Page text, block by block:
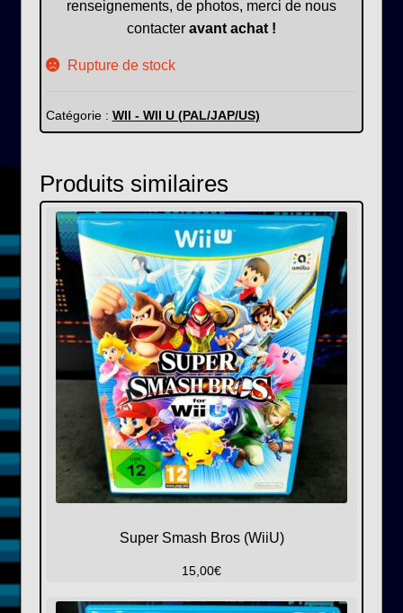
renseignements, de photos, merci de nous
contacter avant achat !
Rupture de stock
Catégorie : WII - WII U (PAL/JAP/US)
Produits similaires
Super Smash Bros (WiiU)
15,00€